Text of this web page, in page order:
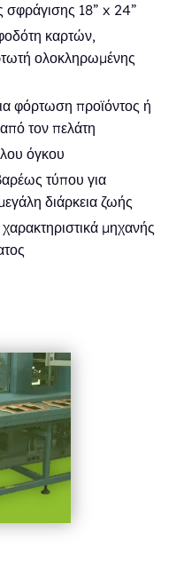
σφράγισης 18” x 24”
καρτών,
ολοκληρωμένης
φόρτωση προϊόντος ή
τον πελάτη
όγκου
τύπου για
διάρκεια ζωής
μηχανής